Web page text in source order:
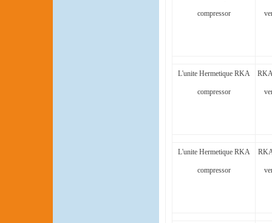
compressor
L'unite Hermetique RKA
compressor
L'unite Hermetique RKA
compressor